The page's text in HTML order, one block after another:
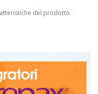
del prodotto.